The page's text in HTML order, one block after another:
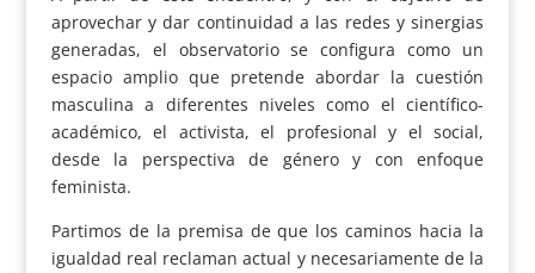
aprovechar y dar continuidad a las redes y sinergias
generadas, el observatorio se configura como un
espacio amplio que pretende abordar la cuestión
masculina a diferentes niveles como el científico-
académico, el activista, el profesional y el social,
desde la perspectiva de género y con enfoque
feminista.
Partimos de la premisa de que los caminos hacia la
igualdad real reclaman actual y necesariamente de la